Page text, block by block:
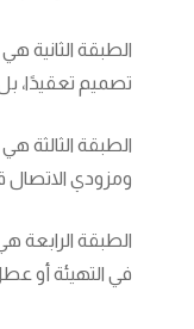
الطبقة الثانية
تصميم تعقيدًا،
الطبقة الثالثة
ومزودي الاتصال
الطبقة الرابعة
في التهيئة أو